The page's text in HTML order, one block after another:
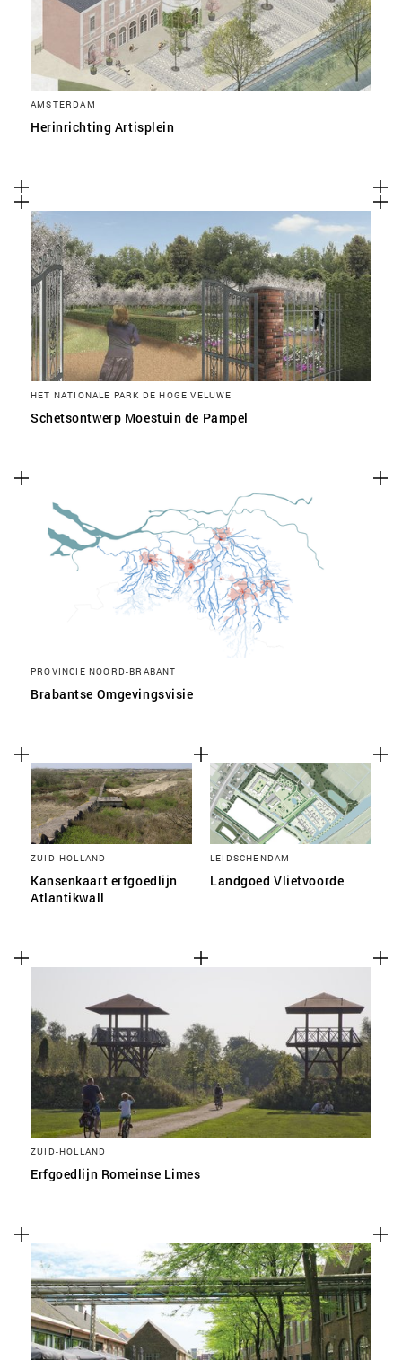
AMSTERDAM
Herinrichting Artisplein
HET NATIONALE PARK DE HOGE VELUWE
Schetsontwerp Moestuin de Pampel
PROVINCIE NOORD-BRABANT
Brabantse Omgevingsvisie
ZUID-HOLLAND
Kansenkaart erfgoedlijn
Atlantikwall
LEIDSCHENDAM
Landgoed Vlietvoorde
ZUID-HOLLAND
Erfgoedlijn Romeinse Limes